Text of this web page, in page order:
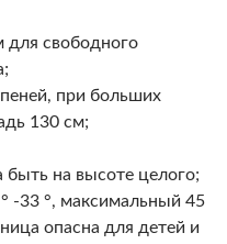
для свободного
при больших
130 см;
на высоте целого;
-33 °, максимальный 45
опасна для детей и